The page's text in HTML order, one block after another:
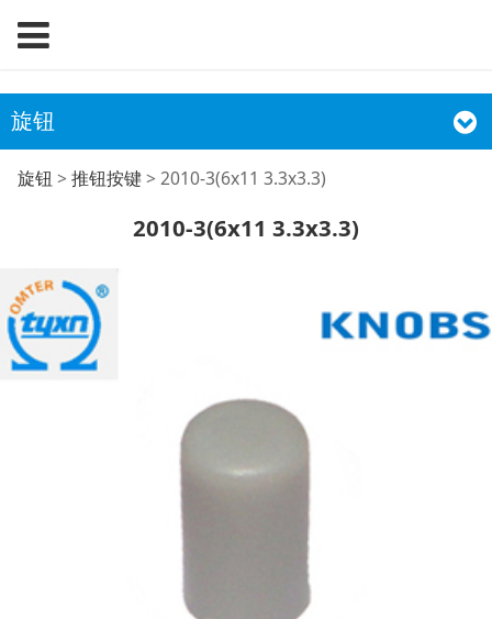
旋钮
2010-3(6x11 3.3x3.3)
旋钮 > 推钮按键> 2010-3(6x11 3.3x3.3)
2010-3(6x11 3.3x3.3)